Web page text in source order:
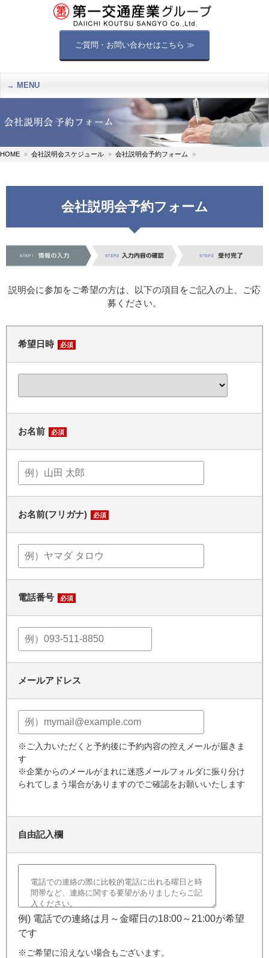
ご質問・お問い合わせはこちら ≫
MENU
HOME 会社説明会スケジュール 会社説明会予約フォーム
会社説明会予約フォーム
説明会に参加をご希望の方は、以下の項目をご記入の上、ご応
募ください。
希望日時 必須
お名前 必須
お名前(フリガナ) 必須
電話番号 必須
メールアドレス
※ご入力いただくと予約後に予約内容の控えメールが届きま
す
※企業からのメールがまれに迷惑メールフォルダに振り分け
られてしまう場合がありますのでご確認をお願いいたします
自由記入欄
例) 電話での連絡は月～金曜日の18:00～21:00が希望
です
※ご希望に沿えない場合もございます。